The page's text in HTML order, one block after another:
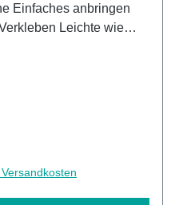
Einfaches anbringen
Leichte wie